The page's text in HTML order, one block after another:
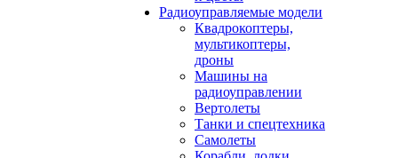
Радиоуправляемые модели
Квадрокоптеры,
мультикоптеры,
дроны
Машины на
радиоуправлении
Вертолеты
Танки и спецтехника
Самолеты